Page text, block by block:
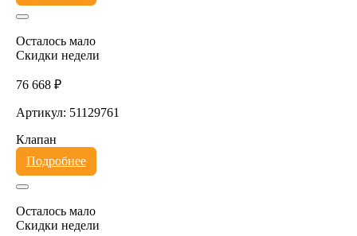
Осталось мало
Скидки недели
76 668 ₽
Артикул: 51129761
Клапан
Подробнее
Осталось мало
Скидки недели